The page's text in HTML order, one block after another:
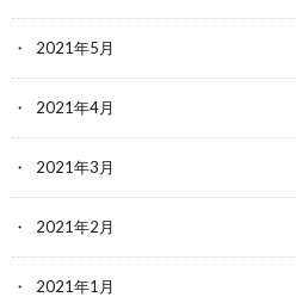
2021年5月
2021年4月
2021年3月
2021年2月
2021年1月